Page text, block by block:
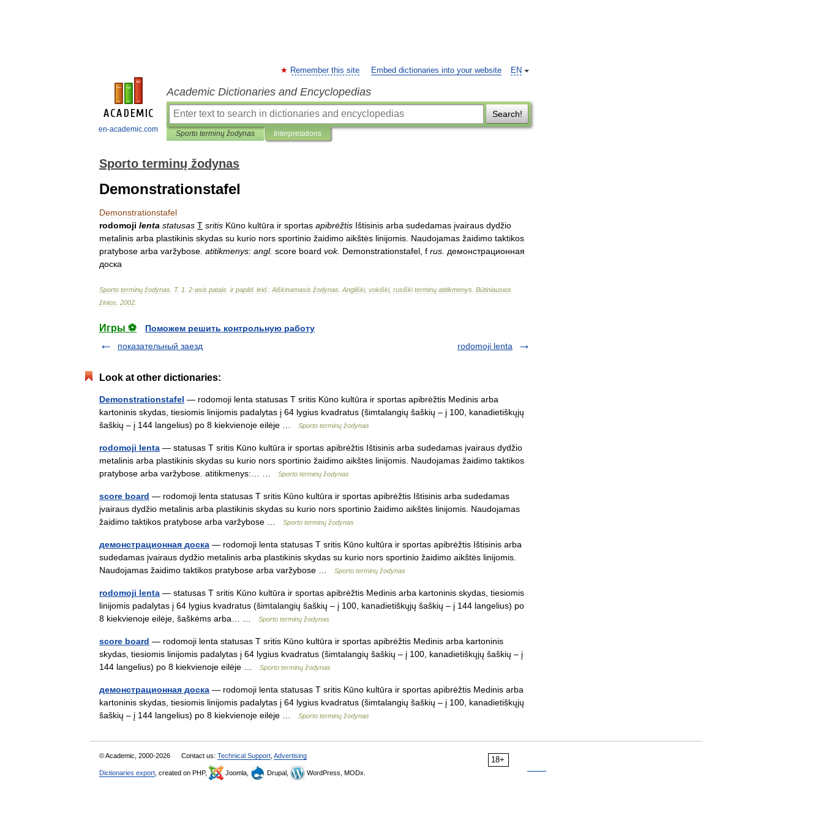
en-academic.com
EN
Remember this site Embed dictionaries into your website
Academic Dictionaries and Encyclopedias
Search!
Sporto terminų žodynas Interpretations
Sporto terminų žodynas
Demonstrationstafel
Demonstrationstafel
rodomoji lenta statusas T sritis Kūno kultūra ir sportas apibrėžtis Ištisinis arba sudedamas įvairaus dydžio
metalinis arba plastikinis skydas su kurio nors sportinio žaidimo aikštės linijomis Naudojamas žaidimo taktikos
pratybose arba varžybose atitikmenys: angl. score board vok. Demonstrationstafel f rus демонстрационная
доска
Sporto terminų žodynas T. 1 2-asis patais ir papild. leid. : Aiškinamasis žodynas Angliški, vokiški, rusiški terminų atitikmenys Būtiniausios
žinios 2002
Игры ⚽
Поможем решить контрольную работу
показательный заезд
rodomoji lenta
Look at other dictionaries:
Demonstrationstafel — rodomoji lenta statusas T sritis Kūno kultūra ir sportas apibrėžtis Medinis arba
kartoninis skydas, tiesiomis linijomis padalytas į 64 lygius kvadratus (šimtalangių šaškių – į 100, kanadietiškųjų
šaškių – į 144 langelius) po 8 kiekvienoje eilėje …
Sporto terminų žodynas
rodomoji lenta — statusas T sritis Kūno kultūra ir sportas apibrėžtis Ištisinis arba sudedamas įvairaus dydžio
metalinis arba plastikinis skydas su kurio nors sportinio žaidimo aikštės linijomis. Naudojamas žaidimo taktikos
pratybose arba varžybose. atitikmenys:… …
Sporto terminų žodynas
score board — rodomoji lenta statusas T sritis Kūno kultūra ir sportas apibrėžtis Ištisinis arba sudedamas
įvairaus dydžio metalinis arba plastikinis skydas su kurio nors sportinio žaidimo aikštės linijomis. Naudojamas
žaidimo taktikos pratybose arba varžybose …
Sporto terminų žodynas
демонстрационная доска — rodomoji lenta statusas T sritis Kūno kultūra ir sportas apibrėžtis Ištisinis arba
sudedamas įvairaus dydžio metalinis arba plastikinis skydas su kurio nors sportinio žaidimo aikštės linijomis.
Naudojamas žaidimo taktikos pratybose arba varžybose …
Sporto terminų žodynas
rodomoji lenta — statusas T sritis Kūno kultūra ir sportas apibrėžtis Medinis arba kartoninis skydas, tiesiomis
linijomis padalytas į 64 lygius kvadratus (šimtalangių šaškių – į 100, kanadietiškųjų šaškių – į 144 langelius) po
8 kiekvienoje eilėje, šaškėms arba… …
Sporto terminų žodynas
score board — rodomoji lenta statusas T sritis Kūno kultūra ir sportas apibrėžtis Medinis arba kartoninis
skydas, tiesiomis linijomis padalytas į 64 lygius kvadratus (šimtalangių šaškių – į 100, kanadietiškųjų šaškių – į
144 langelius) po 8 kiekvienoje eilėje …
Sporto terminų žodynas
демонстрационная доска — rodomoji lenta statusas T sritis Kūno kultūra ir sportas apibrėžtis Medinis arba
kartoninis skydas, tiesiomis linijomis padalytas į 64 lygius kvadratus (šimtalangių šaškių – į 100, kanadietiškųjų
šaškių – į 144 langelius) po 8 kiekvienoje eilėje …
Sporto terminų žodynas
18+
© Academic, 2000-2026 Contact us: Technical Support Advertising
Dictionaries export , created on PHP, Joomla, Drupal, WordPress, MODx.